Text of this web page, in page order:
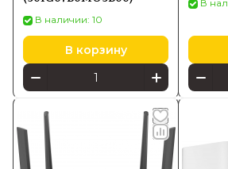
В наличии: 10
В корзину
В